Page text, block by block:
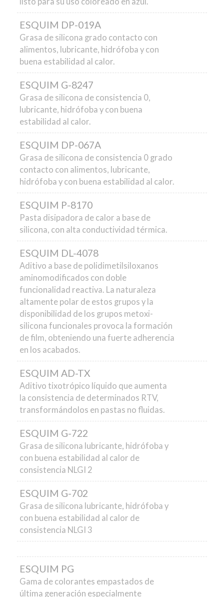
ESQUIM DP-019A
Grasa de silicona grado contacto con
alimentos, lubricante, hidrófoba y con
buena estabilidad al calor.
ESQUIM G-8247
Grasa de silicona de consistencia 0,
lubricante, hidrófoba y con buena
estabilidad al calor.
ESQUIM DP-067A
Grasa de silicona de consistencia 0 grado
contacto con alimentos, lubricante,
hidrófoba y con buena estabilidad al calor.
ESQUIM P-8170
Pasta disipadora de calor a base de
silicona, con alta conductividad térmica.
ESQUIM DL-4078
Aditivo a base de polidimetilsiloxanos
aminomodificados con doble
funcionalidad reactiva. La naturaleza
altamente polar de estos grupos y la
disponibilidad de los grupos metoxi-
silicona funcionales provoca la formación
de film, obteniendo una fuerte adherencia
en los acabados.
ESQUIM AD-TX
Aditivo tixotrópico líquido que aumenta
la consistencia de determinados RTV,
transformándolos en pastas no fluidas.
ESQUIM G-722
Grasa de silicona lubricante, hidrófoba y
con buena estabilidad al calor de
consistencia NLGI 2
ESQUIM G-702
Grasa de silicona lubricante, hidrófoba y
con buena estabilidad al calor de
consistencia NLGI 3
ESQUIM PG
Gama de colorantes empastados de
última generación especialmente